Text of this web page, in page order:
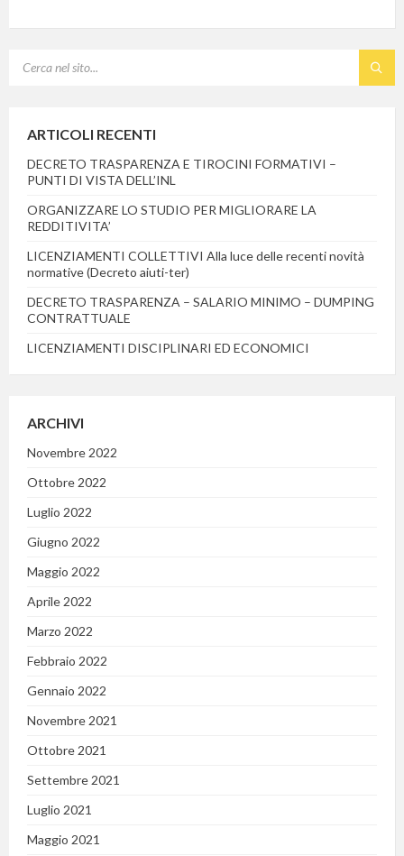
ARTICOLI RECENTI
DECRETO TRASPARENZA E TIROCINI FORMATIVI –
PUNTI DI VISTA DELL’INL
ORGANIZZARE LO STUDIO PER MIGLIORARE LA
REDDITIVITA’
LICENZIAMENTI COLLETTIVI Alla luce delle recenti novità
normative (Decreto aiuti-ter)
DECRETO TRASPARENZA – SALARIO MINIMO – DUMPING
CONTRATTUALE
LICENZIAMENTI DISCIPLINARI ED ECONOMICI
ARCHIVI
Novembre 2022
Ottobre 2022
Luglio 2022
Giugno 2022
Maggio 2022
Aprile 2022
Marzo 2022
Febbraio 2022
Gennaio 2022
Novembre 2021
Ottobre 2021
Settembre 2021
Luglio 2021
Maggio 2021